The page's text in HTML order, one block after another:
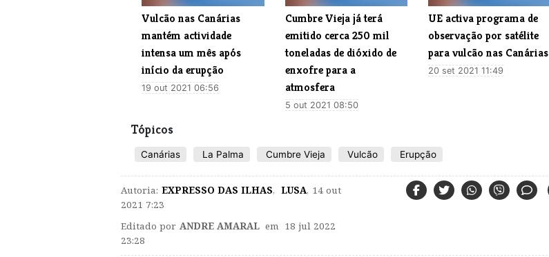
Vulcão nas Canárias
mantém actividade
intensa um mês após
início da erupção
19 out 2021 06:56
Cumbre Vieja já terá
emitido cerca 250 mil
toneladas de dióxido de
enxofre para a
atmosfera
5 out 2021 08:50
UE activa programa de
observação por satélite
para vulcão nas Canárias
20 set 2021 11:49
Tópicos
Canárias La Palma Cumbre Vieja Vulcão Erupção
Autoria: EXPRESSO DAS ILHAS, LUSA, 14 out
2021 7:23
Editado por ANDRE AMARAL em 18 jul 2022
23:28